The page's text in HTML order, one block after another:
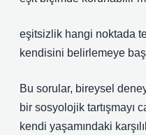
eşitsizlik hangi noktada
kendisini belirlemeye
Bu sorular, bireysel
bir sosyolojik tartışmayı
kendi yaşamındaki